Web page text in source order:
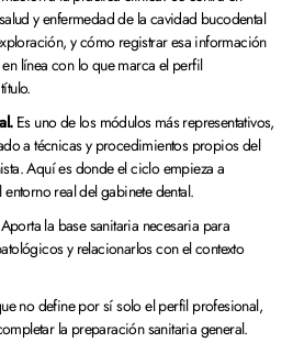
y enfermedad de la cavidad bucodental
y cómo registrar esa información
línea con lo que marca el perfil
Es uno de los módulos más representativos,
a técnicas y procedimientos propios del
Aquí es donde el ciclo empieza a
real del gabinete dental.
la base sanitaria necesaria para
y relacionarlos con el contexto
no define por sí solo el perfil profesional,
la preparación sanitaria general.